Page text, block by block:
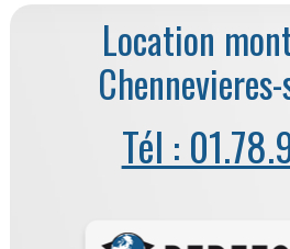
Location
Tél :